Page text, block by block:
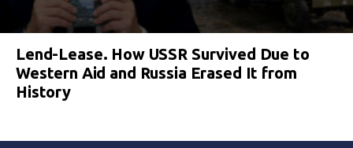
Lend-Lease. How USSR Survived Due to
Western Aid and Russia Erased It from
History